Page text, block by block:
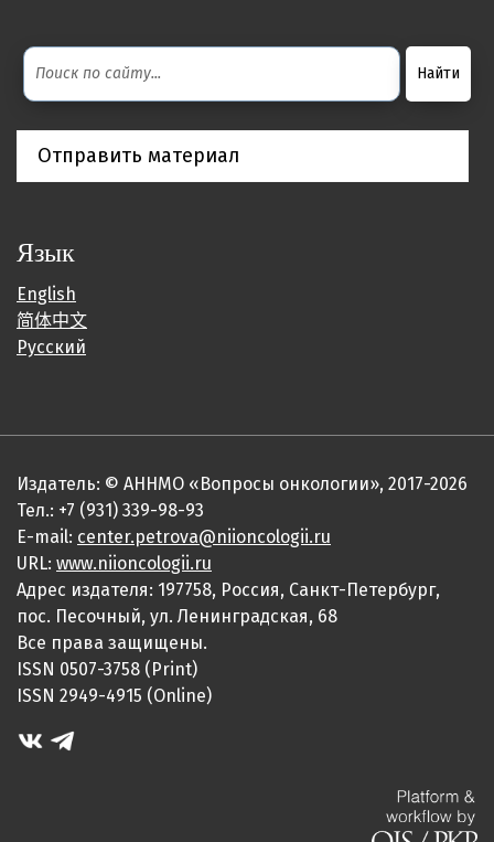
Отправить материал
Язык
English
简体中文
Русский
Издатель: © АННМО «Вопросы онкологии», 2017-2026
Тел.: +7 (931) 339-98-93
E-mail: center.petrova@niioncologii.ru
URL: www.niioncologii.ru
Адрес издателя: 197758, Россия, Санкт-Петербург,
пос. Песочный, ул. Ленинградская, 68
Все права защищены.
ISSN 0507-3758 (Print)
ISSN 2949-4915 (Online)